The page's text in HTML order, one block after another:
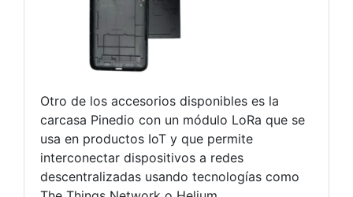
Otro de los accesorios disponibles es la
carcasa Pinedio con un módulo LoRa que se
usa en productos IoT y que permite
interconectar dispositivos a redes
descentralizadas usando tecnologías como